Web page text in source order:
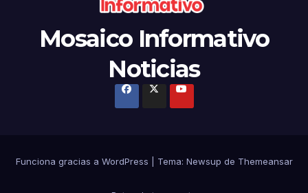
Mosaico Informativo
Noticias
Funciona gracias a WordPress Tema: Newsup de Themeansar